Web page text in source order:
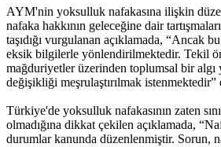
AYM'nin yoksulluk nafakasına ilişkin
nafaka hakkının geleceğine dair
taşıdığı vurgulanan açıklamada, “Ancak
eksik bilgilerle yönlendirilmektedir. Tekil
mağduriyetler üzerinden toplumsal bir algı
değişikliği meşrulaştırılmak istenmektedir”
Türkiye'de yoksulluk nafakasının zaten
olmadığına dikkat çekilen açıklamada,
durumlar kanunda düzenlenmiştir. Sorun,